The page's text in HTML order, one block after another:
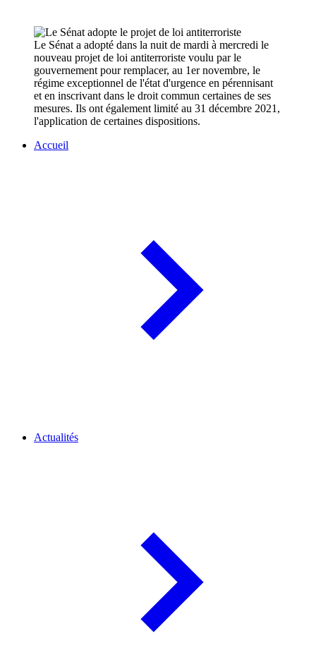
Le Sénat a adopté dans la nuit de mardi à mercredi le
nouveau projet de loi antiterroriste voulu par le
gouvernement pour remplacer, au 1er novembre, le
régime exceptionnel de l'état d'urgence en pérennisant
et en inscrivant dans le droit commun certaines de ses
mesures. Ils ont également limité au 31 décembre 2021,
l'application de certaines dispositions.
Accueil
Actualités